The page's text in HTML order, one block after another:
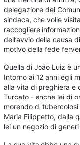
delegazione del
sindaca, che volle
raccogliere
dell’avvio della causa
motivo della fede
Quella di João Luiz è
Intorno ai 12 anni egli
alla vita di preghiera e
Turcato - anche lei di
morendo di
Maria Filippetto, dalla
lei un negozio di